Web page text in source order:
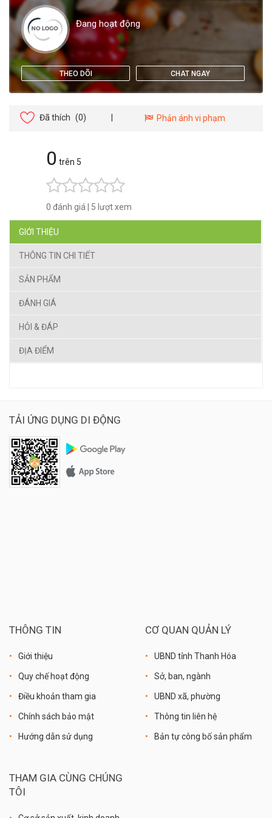
Đang hoạt động
THEO DÕI CHAT NGAY
Đã thích (0) Phản ánh vi phạm
0 trên 5
0 đánh giá 5 lượt xem
GIỚI THIỆU
THÔNG TIN CHI TIẾT
SẢN PHẨM
ĐÁNH GIÁ
HỎI & ĐÁP
ĐỊA ĐIỂM
TẢI ỨNG DỤNG DI ĐỘNG
THÔNG TIN
Giới thiệu
Quy chế hoạt động
Điều khoản tham gia
Chính sách bảo mật
Hướng dẫn sử dụng
CƠ QUAN QUẢN LÝ
UBND tỉnh Thanh Hóa
Sở, ban, ngành
UBND xã, phường
Thông tin liên hệ
Bản tự công bố sản phẩm
THAM GIA CÙNG CHÚNG
TÔI